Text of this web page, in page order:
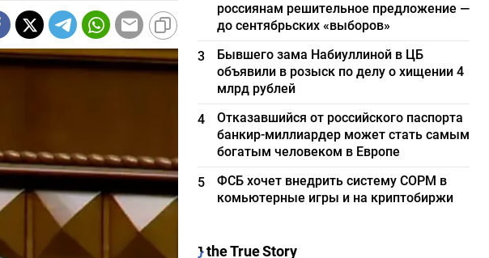
россиянам решительное предложение —
до сентябрьских «выборов»
3
Бывшего зама Набиуллиной в ЦБ
объявили в розыск по делу о хищении 4
млрд рублей
4
Отказавшийся от российского паспорта
банкир-миллиардер может стать самым
богатым человеком в Европе
5
ФСБ хочет внедрить систему СОРМ в
комьютерные игры и на криптобиржи